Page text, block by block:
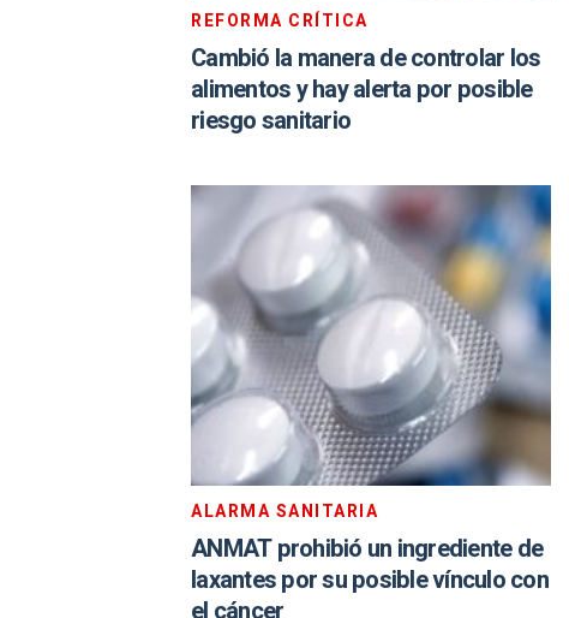
REFORMA CRÍTICA
Cambió la manera de controlar los
alimentos y hay alerta por posible
riesgo sanitario
ALARMA SANITARIA
ANMAT prohibió un ingrediente de
laxantes por su posible vínculo con